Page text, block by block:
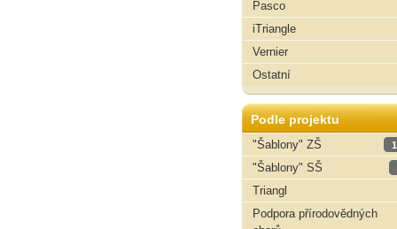
Pasco
iTriangle
Vernier
Ostatní
Podle projektu
"Šablony" ZŠ
"Šablony" SŠ
Triangl
Podpora přírodovědných